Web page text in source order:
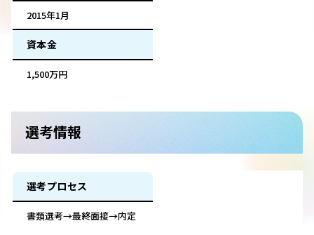
2015年1月
資本金
1,500万円
選考情報
選考プロセス
書類選考→最終面接→内定